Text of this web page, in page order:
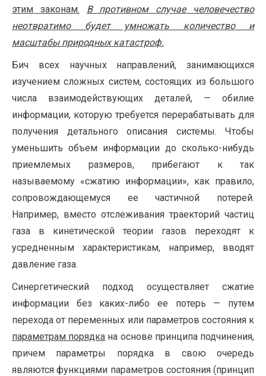
этим законам.
В противном случае человечество
неотвратимо будет умножать количество и
масштабы природных катастроф.
Бич всех научных направлений, занимающихся
изучением сложных систем, состоящих из большого
числа взаимодействующих деталей, — обилие
информации, которую требуется перерабатывать для
получения детального описания системы. Чтобы
уменьшить объем информации до сколько-нибудь
приемлемых размеров, прибегают к так
называемому «сжатию информации», как правило,
сопровождающемуся ее частичной потерей.
Например, вместо отслеживания траекторий частиц
газа в кинетической теории газов переходят к
усредненным характеристикам, например, вводят
давление газа.
Синергетический подход осуществляет сжатие
информации без каких-либо ее потерь — путем
перехода от переменных или параметров состояния к
параметрам порядка на основе принципа подчинения,
причем параметры порядка в свою очередь
являются функциями параметров состояния (принцип